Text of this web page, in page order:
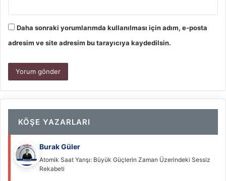
Daha sonraki yorumlarımda kullanılması için adım, e-posta
adresim ve site adresim bu tarayıcıya kaydedilsin.
KÖŞE YAZARLARI
Burak Güler
Atomik Saat Yarışı: Büyük Güçlerin Zaman Üzerindeki Sessiz
Rekabeti